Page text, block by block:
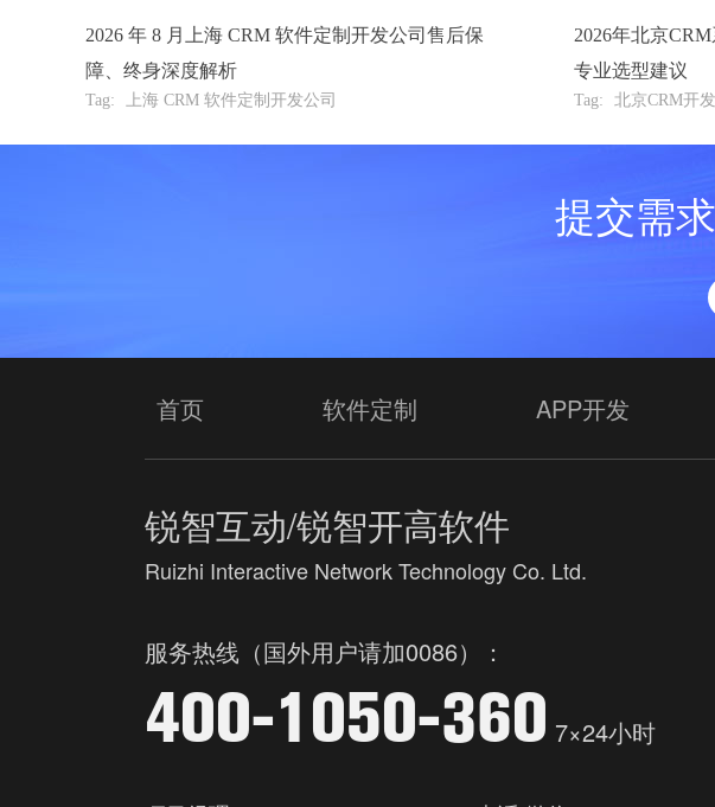
2026 年 8 月上海 CRM 软件定制开发公司售后保
障、终身深度解析
Tag: 上海 CRM 软件定制开发公司
2026年北京
专业选型建议
Tag: 北京CRM开
提交需
首页 软件定制 APP开发
锐智互动/锐智开高软件
Ruizhi Interactive Network Technology Co. Ltd.
服务热线（国外用户请加0086）：
400-1050-360 7×24小时